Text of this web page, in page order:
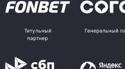
Титульный
партнер
Генеральный